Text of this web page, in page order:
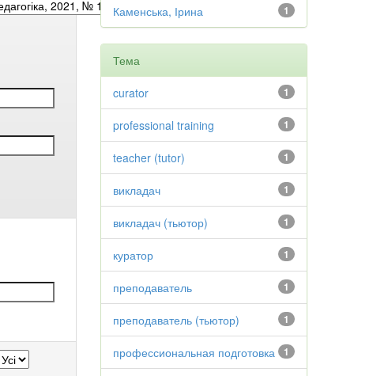
1
Каменська, Ірина
Тема
1
curator
1
professional training
1
teacher (tutor)
1
викладач
1
викладач (тьютор)
1
куратор
1
преподаватель
1
преподаватель (тьютор)
1
профессиональная подготовка